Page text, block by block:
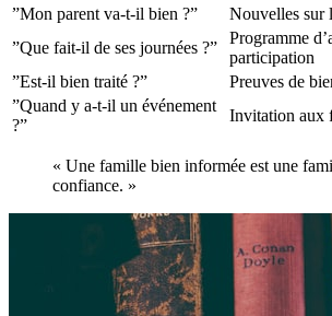
”Mon parent va-t-il bien ?”
Nouvelles sur
”Que fait-il de ses journées ?”
Programme
participation
”Est-il bien traité ?”
Preuves de
”Quand y a-t-il un événement
?”
Invitation aux
« Une famille bien informée est une
confiance. »